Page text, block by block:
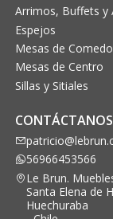
Arrimos, Buffets y
Espejos
Mesas de
Mesas de Centro
Sillas y Sitiales
CONTÁCTANOS
56966453566
Le Brun.
Santa Elena de
Huechuraba